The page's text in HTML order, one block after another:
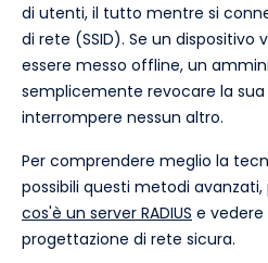
di utenti, il tutto mentre si
di rete (SSID). Se un dispositivo
essere messo offline, un
semplicemente revocare la
interrompere nessun altro.
Per comprendere meglio la
possibili questi metodi avanzati,
cos'è un server RADIUS e vedere
progettazione di rete sicura.